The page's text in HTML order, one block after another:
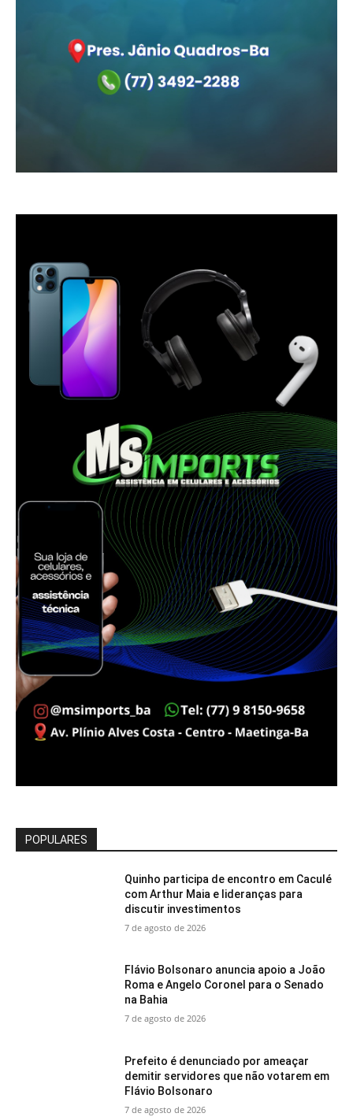
POPULARES
Quinho participa de encontro em Caculé
com Arthur Maia e lideranças para
discutir investimentos
7 de agosto de 2026
Flávio Bolsonaro anuncia apoio a João
Roma e Angelo Coronel para o Senado
na Bahia
7 de agosto de 2026
Prefeito é denunciado por ameaçar
demitir servidores que não votarem em
Flávio Bolsonaro
7 de agosto de 2026